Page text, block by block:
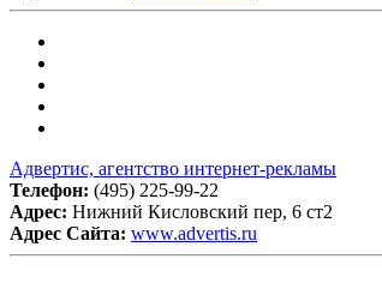
Адвертис, агентство интернет-рекламы
Телефон: (495) 225-99-22
Адрес: Нижний Кисловский пер, 6 ст2
Адрес Сайта: www.advertis.ru